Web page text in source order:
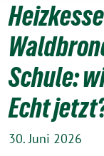
Schule:
Echt
30. Juni 2026